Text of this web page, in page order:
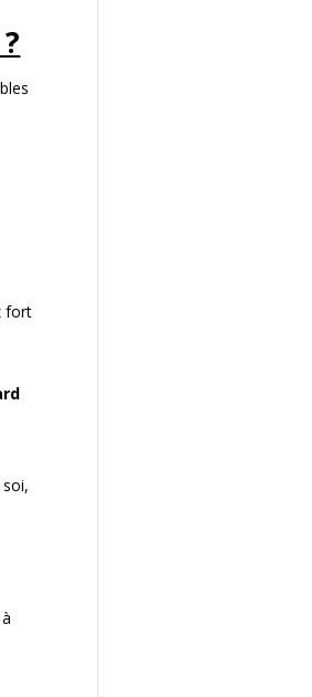
fort